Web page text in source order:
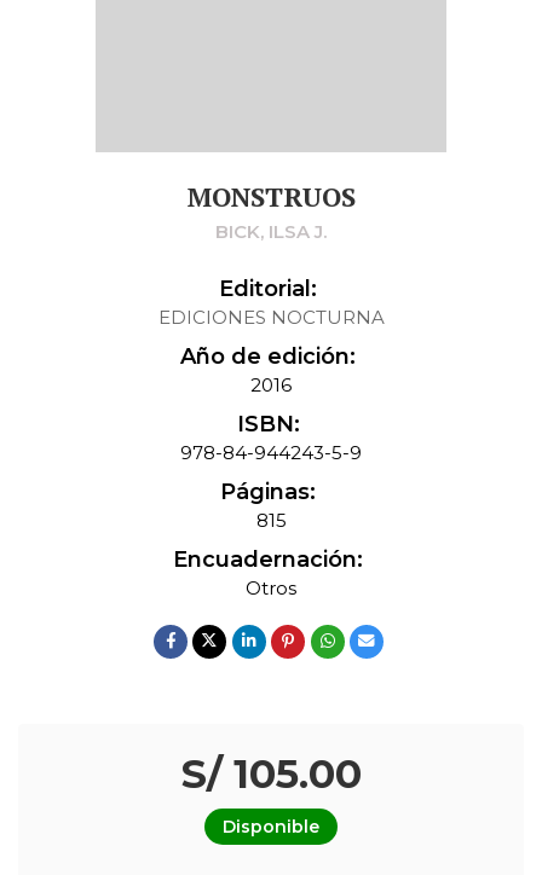
MONSTRUOS
BICK, ILSA J.
Editorial:
EDICIONES NOCTURNA
Año de edición:
2016
ISBN:
978-84-944243-5-9
Páginas:
815
Encuadernación:
Otros
S/ 105.00
Disponible